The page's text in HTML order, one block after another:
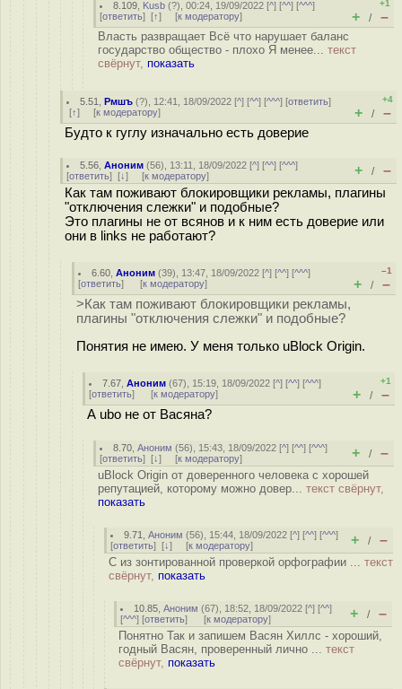
8.109 Kusb (?), 00:24, 19/09/2022 [^] [^^] [^^^]
[ответить] [↑] [к модератору]
+1
+ / –
Власть развращает Всё что нарушает баланс
государство общество - плохо Я менее... текст
свёрнут, показать
5.51 ,Рмшъ (?), 12:41, 18/09/2022 [^] [^^] [^^^] [ответить]
[↑] [к модератору]
+4
+ / –
Будто к гуглу изначально есть доверие
5.56 ,Аноним (56), 13:11, 18/09/2022 [^] [^^] [^^^]
[ответить] [↓] [к модератору] + / –
Как там поживают блокировщики рекламы, плагины
"отключения слежки" и подобные?
Это плагины не от всянов и к ним есть доверие или
они в links не работают?
6.60 ,Аноним (39), 13:47, 18/09/2022 [^] [^^] [^^^]
[ответить] [к модератору]
–1
+ / –
>Как там поживают блокировщики рекламы,
плагины "отключения слежки" и подобные?
Понятия не имею. У меня только uBlock Origin.
7.67 ,Аноним (67), 15:19, 18/09/2022 [^] [^^] [^^^]
[ответить] [к модератору]
+1
+ / –
А ubo не от Васяна?
8.70 ,Аноним (56), 15:43, 18/09/2022 [^] [^^] [^^^]
[ответить] [↓] [к модератору] + / –
uBlock Origin от доверенного человека с хорошей
репутацией, которому можно довер... текст свёрнут,
показать
9.71 ,Аноним (56), 15:44, 18/09/2022 [^] [^^] [^^^]
[ответить] [↓] [к модератору] + / –
С из зонтированной проверкой орфографии ... текст
свёрнут, показать
10.85 ,Аноним (67), 18:52, 18/09/2022 [^] [^^]
[^^^] [ответить] [к модератору] + / –
Понятно Так и запишем Васян Хиллс - хороший,
годный Васян, проверенный лично ... текст
свёрнут, показать